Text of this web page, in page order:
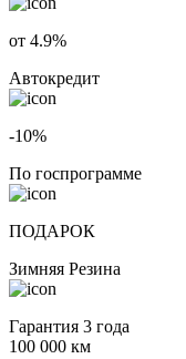
от 4.9%
Автокредит
-10%
По госпрограмме
ПОДАРОК
Зимняя Резина
Гарантия 3 года
100 000 км